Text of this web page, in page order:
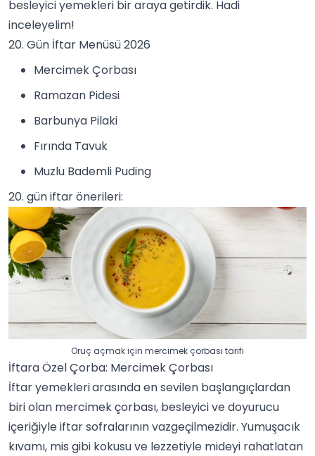
besleyici yemekleri bir araya getirdik. Hadi
inceleyelim!
20. Gün İftar Menüsü 2026
Mercimek Çorbası
Ramazan Pidesi
Barbunya Pilaki
Fırında Tavuk
Muzlu Bademli Puding
20. gün iftar önerileri:
Oruç açmak için mercimek çorbası tarifi
İftara Özel Çorba: Mercimek Çorbası
İftar yemekleriarasında en sevilen başlangıçlardan
biri olan mercimek çorbası, besleyici ve doyurucu
içeriğiyle iftar sofralarının vazgeçilmezidir. Yumuşacık
kıvamı, mis gibi kokusu ve lezzetiyle mideyi rahatlatan